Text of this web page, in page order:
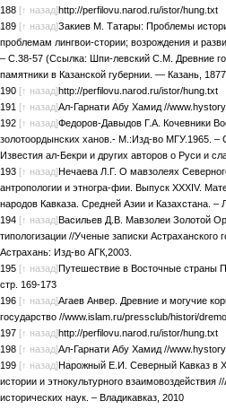
188 [↑ назад]http://perfilovu.narod.ru/istor/hung.txt
189 [↑ назад]Закиев М. Татары: Проблемы
проблемам лингвои-стории; возрождения и
– С.38-57 (Ссылка: Шпи-левский С.М. Древние
памятники в Казанской губернии. — Казань,
190 [↑ назад]http://perfilovu.narod.ru/istor/hung.txt
191 [↑ назад]Ал-Гарнати Абу Хамид //
192 [↑ назад]Федоров-Давыдов Г.А. Кочевники
золотоордынских ханов.- М.:Изд-во МГУ.1965. –
Известия ал-Бекри и других авторов о Руси и
193 [↑ назад]Нечаева Л.Г. О мавзолеях
антропологии и этногра-фии. Выпуск XXXIV.
народов Кавказа. Средней Азии и Казахстана. –
194 [↑ назад]Васильев Д.В. Мавзолеи Золотой
типологизации //Ученые записки Астраханского
Астрахань: Изд-во АГК,2003.
195 [↑ назад]Путешествие в Восточные страны
стр. 169-173
196 [↑ назад]Агаев Анвер. Древние и могучие
государство //www.islam.ru/pressclub/histori/
197 [↑ назад]http://perfilovu.narod.ru/istor/hung.txt
198 [↑ назад]Ал-Гарнати Абу Хамид //
199 [↑ назад]Нарожный Е.И. Северный Кавказ в
истории и этнокультурного взаимовоздействия
исторических наук. – Владикавказ, 2010